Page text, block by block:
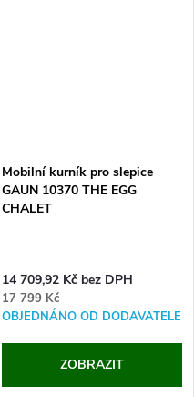
Mobilní kurník pro slepice
GAUN 10370 THE EGG
CHALET
14 709,92 Kč bez DPH
17 799 Kč
OBJEDNÁNO OD DODAVATELE
ZOBRAZIT